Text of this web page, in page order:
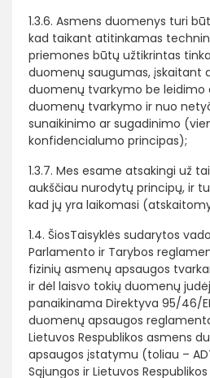
1.3.6. Asmens duomenys turi
kad taikant atitinkamas
priemones būtų užtikrintas
duomenų saugumas, įskaitant
duomenų tvarkymo be leidimo
duomenų tvarkymo ir nuo
sunaikinimo ar sugadinimo
konfidencialumo principas);
1.3.7. Mes esame atsakingi už
aukščiau nurodytų principų, ir
kad jų yra laikomasi
1.4. ŠiosTaisyklės sudarytos
Parlamento ir Tarybos
fizinių asmenų apsaugos
ir dėl laisvo tokių duomenų
panaikinama Direktyva 95/46/
duomenų apsaugos
Lietuvos Respublikos asmens
apsaugos įstatymu (toliau –
Sąjungos ir Lietuvos